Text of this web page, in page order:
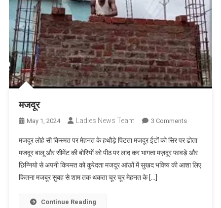
मजदूर
May 1, 2024 Ladies News Team 3 CommentsOn
मजदूर लोहे सी किस्मत पर मेहनत के हथौड़े पिटता मजदूर ईटों को सिर पर ढोता
मजदूर बालू और सीमेंट की बोरियों को पीठ पर लाद कर भागता मज़दूर फावड़े और
छिन्नियो से अपनी किस्मत को कुरेदता मजदूर आंखों में सुखद भविष्य की आशा लिए
कितना मजबूर सुबह से शाम तक थकता चूर चूर मेहनत के […]
Continue Reading